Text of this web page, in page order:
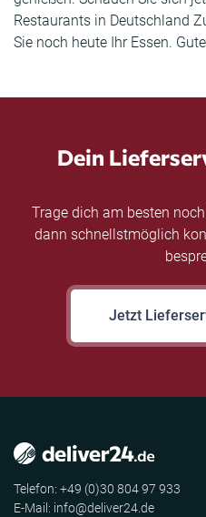
Restaurants in Deutschland
Sie noch heute Ihr Essen.
Dein
Trage dich am besten
dann schnellstmöglich
Jetzt
Telefon: +49 (0)30 804 97 933
E-Mail: info@deliver24.de